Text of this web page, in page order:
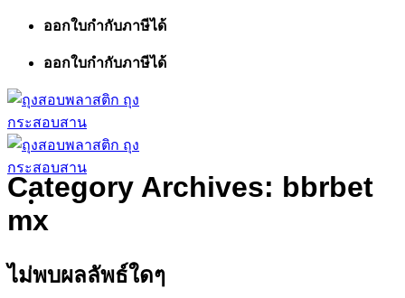
ข้าม
เนื้อหา
ออกใบกำกับภาษีได้
ออกใบกำกับภาษีได้
Category Archives: bbrbet
mx
ไม่พบผลลัพธ์ใดๆ